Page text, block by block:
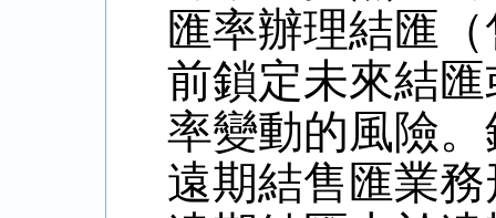
匯率辦理結匯
前鎖定未來結
率變動的風險
遠期結售匯業